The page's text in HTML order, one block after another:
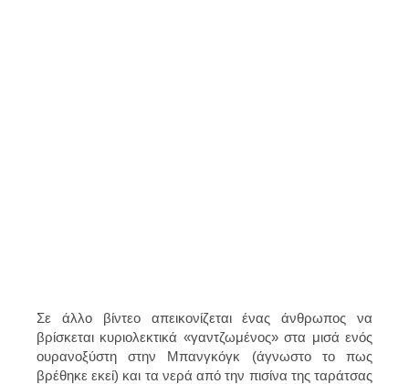
Σε άλλο βίντεο απεικονίζεται ένας άνθρωπος να
βρίσκεται κυριολεκτικά «γαντζωμένος» στα μισά ενός
ουρανοξύστη στην Μπανγκόγκ (άγνωστο το πως
βρέθηκε εκεί) και τα νερά από την πισίνα της ταράτσας